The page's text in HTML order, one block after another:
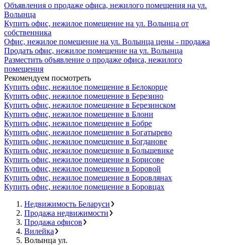
Объявления о продаже офиса, нежилого помещения на ул.
Волынца
Купить офис, нежилое помещение на ул. Волынца от
собственника
Офис, нежилое помещение на ул. Волынца цены - продажа
Продать офис, нежилое помещение на ул. Волынца
Разместить объявление о продаже офиса, нежилого
помещения
Рекомендуем посмотреть
Купить офис, нежилое помещение в Белокорце
Купить офис, нежилое помещение в Березино
Купить офис, нежилое помещение в Березинском
Купить офис, нежилое помещение в Блони
Купить офис, нежилое помещение в Бобре
Купить офис, нежилое помещение в Богатырево
Купить офис, нежилое помещение в Богданове
Купить офис, нежилое помещение в Большевике
Купить офис, нежилое помещение в Борисове
Купить офис, нежилое помещение в Боровой
Купить офис, нежилое помещение в Боровлянах
Купить офис, нежилое помещение в Боровцах
Недвижимость Беларуси
Продажа недвижимости
Продажа офисов
Вилейка
Волынца ул.